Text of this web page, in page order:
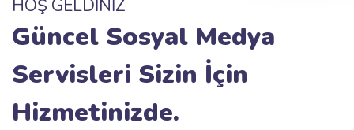
HOŞ GELDİNİZ
Güncel Sosyal Medya
Servisleri Sizin İçin
Hizmetinizde.